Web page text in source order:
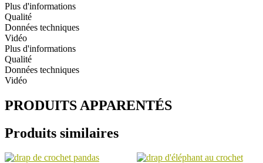
Plus d'informations
Qualité
Données techniques
Vidéo
Plus d'informations
Qualité
Données techniques
Vidéo
PRODUITS APPARENTÉS
Produits similaires